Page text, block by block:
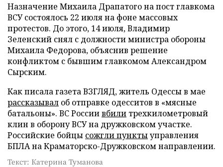
Назначение Михаила Драпатого на пост главкома
ВСУ состоялось 22 июля на фоне массовых
протестов. До этого, 14 июля, Владимир
Зеленский снял с должности министра обороны
Михаила Федорова, объяснив решение
конфликтом с бывшим главкомом Александром
Сырским.
Как писала газета ВЗГЛЯД, житель Одессы в мае
рассказывал об отправке одесситов в «мясные
батальоны». ВС Россиивбили трехкилометровый
клин в оборону ВСУ на дружковском участке.
Российские бойцы сожгли пунктыуправления
БПЛА на Краматорско-Дружковском направлении.
Текст: Катерина Туманова